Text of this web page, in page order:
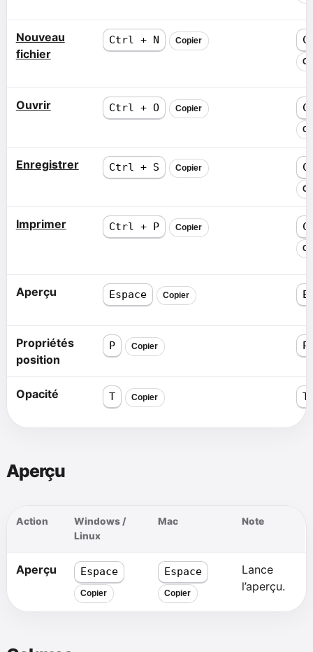
Nouveau
fichier
Ctrl + N Copier
Ouvrir Ctrl + O Copier
Enregistrer Ctrl + S Copier
Imprimer Ctrl + P Copier
Aperçu Espace Copier
Propriétés
position
P Copier P
Opacité T Copier T
Aperçu
Action
Windows /
Linux
Mac Note
Aperçu Espace
Copier
Espace
Copier
Lance
l’aperçu.